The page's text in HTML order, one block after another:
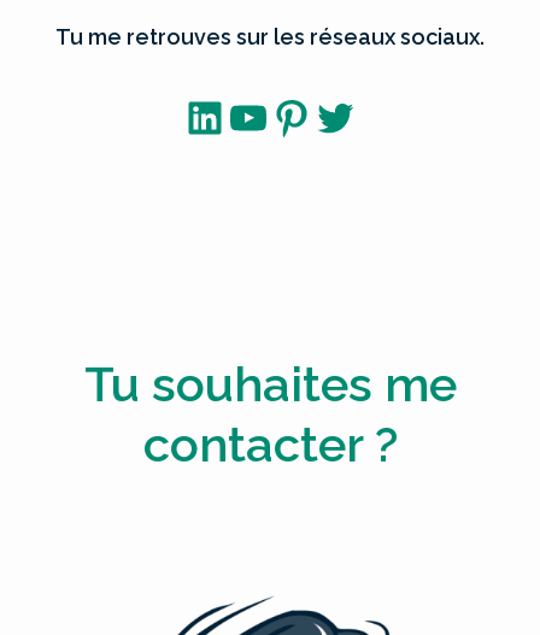
Tu me retrouves sur les réseaux sociaux.
LinkedIn
YouTube
Pinterest
Twitter
Tu souhaites me
contacter ?